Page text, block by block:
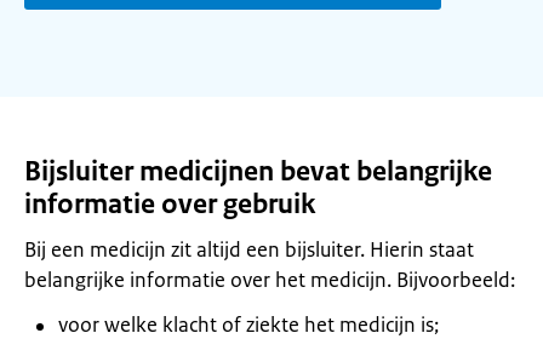
Bijsluiter medicijnen bevat belangrijke
informatie over gebruik
Bij een medicijn zit altijd een bijsluiter. Hierin staat
belangrijke informatie over het medicijn. Bijvoorbeeld:
voor welke klacht of ziekte het medicijn is;